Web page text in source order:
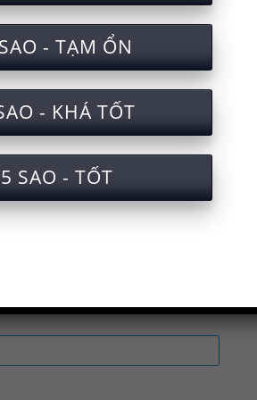
động vận hành xe bồn chở
xe bồn chở xăng
xe bồn chở xăng cấp chứng
vận hành xe bồn chở xăng
vận hành xe bồn chở xăng.
- TẠM ỔN
- KHÁ TỐT
5 SAO - TỐT